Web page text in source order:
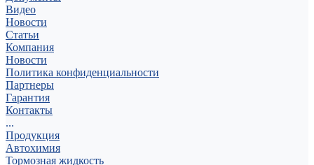
Видео
Новости
Статьи
Компания
Новости
Политика конфиденциальности
Партнеры
Гарантия
Контакты
...
Продукция
Автохимия
Тормозная жидкость